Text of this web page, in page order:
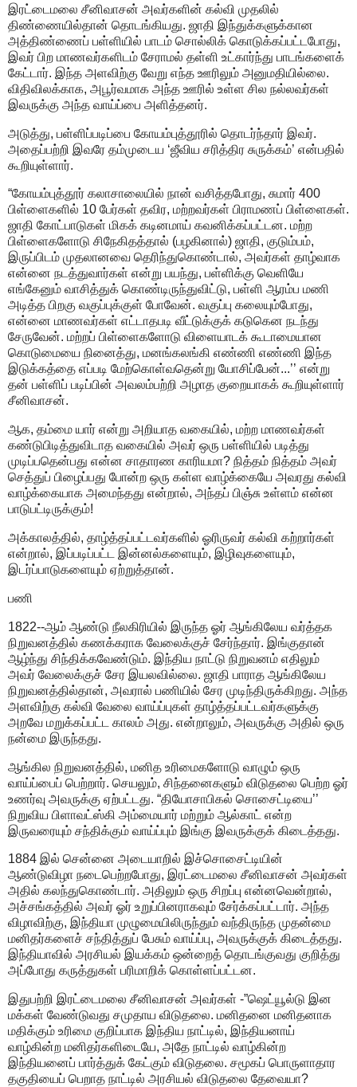
இரட்டைமலை சீனிவாசன் அவர்களின் கல்வி முதலில்
திண்ணையில்தான் தொடங்கியது. ஜாதி இந்துக்களுக்கான
அத்திண்ணைப் பள்ளியில் பாடம் சொல்லிக் கொடுக்கப்பட்டபோது,
இவர் பிற மாணவர்களிடம் சேராமல் தள்ளி உட்கார்ந்து பாடங்களைக்
கேட்டார். இந்த அளவிற்கு வேறு எந்த ஊரிலும் அனுமதியில்லை.
விதிவிலக்காக, அபூர்வமாக அந்த ஊரில் உள்ள சில நல்லவர்கள்
இவருக்கு அந்த வாய்ப்பை அளித்தனர்.
அடுத்து, பள்ளிப்படிப்பை கோயம்புத்தூரில் தொடர்ந்தார் இவர்.
அதைப்பற்றி இவரே தம்முடைய ‘ஜீவிய சரித்திர சுருக்கம்’ என்பதில்
கூறியுள்ளார்.
“கோயம்புத்தூர் கலாசாலையில் நான் வசித்தபோது, சுமார் 400
பிள்ளைகளில் 10 பேர்கள் தவிர, மற்றவர்கள் பிராமணப் பிள்ளைகள்.
ஜாதி கோட்பாடுகள் மிகக் கடினமாய் கவனிக்கப்பட்டன. மற்ற
பிள்ளைகளோடு சிநேகிதத்தால் (பழகினால்) ஜாதி, குடும்பம்,
இருப்பிடம் முதலானவை தெரிந்துகொண்டால், அவர்கள் தாழ்வாக
என்னை நடத்துவார்கள் என்று பயந்து, பள்ளிக்கு வெளியே
எங்கேனும் வாசித்துக் கொண்டிருந்துவிட்டு, பள்ளி ஆரம்ப மணி
அடித்த பிறகு வகுப்புக்குள் போவேன். வகுப்பு கலையும்போது,
என்னை மாணவர்கள் எட்டாதபடி வீட்டுக்குக் கடுகென நடந்து
சேருவேன். மற்றப் பிள்ளைகளோடு விளையாடக் கூடாமையான
கொடுமையை நினைத்து, மனங்கலங்கி எண்ணி எண்ணி இந்த
இடுக்கத்தை எப்படி மேற்கொள்வதென்று யோசிப்பேன்...’’ என்று
தன் பள்ளிப் படிப்பின் அவலம்பற்றி அழாத குறையாகக் கூறியுள்ளார்
சீனிவாசன்.
ஆக, தம்மை யார் என்று அறியாத வகையில், மற்ற மாணவர்கள்
கண்டுபிடித்துவிடாத வகையில் அவர் ஒரு பள்ளியில் படித்து
முடிப்பதென்பது என்ன சாதாரண காரியமா? நித்தம் நித்தம் அவர்
செத்துப் பிழைப்பது போன்ற ஒரு கள்ள வாழ்க்கையே அவரது கல்வி
வாழ்க்கையாக அமைந்தது என்றால், அந்தப் பிஞ்சு உள்ளம் என்ன
பாடுபட்டிருக்கும்!
அக்காலத்தில், தாழ்த்தப்பட்டவர்களில் ஓரிருவர் கல்வி கற்றார்கள்
என்றால், இப்படிப்பட்ட இன்னல்களையும், இழிவுகளையும்,
இடர்ப்பாடுகளையும் ஏற்றுத்தான்.
பணி
1822--ஆம் ஆண்டு நீலகிரியில் இருந்த ஓர் ஆங்கிலேய வர்த்தக
நிறுவனத்தில் கணக்கராக வேலைக்குச் சேர்ந்தார். இங்குதான்
ஆழ்ந்து சிந்திக்கவேண்டும். இந்திய நாட்டு நிறுவனம் எதிலும்
அவர் வேலைக்குச் சேர இயலவில்லை. ஜாதி பாராத ஆங்கிலேய
நிறுவனத்தில்தான், அவரால் பணியில் சேர முடிந்திருக்கிறது. அந்த
அளவிற்கு கல்வி வேலை வாய்ப்புகள் தாழ்த்தப்பட்டவர்களுக்கு
அறவே மறுக்கப்பட்ட காலம் அது. என்றாலும், அவருக்கு அதில் ஒரு
நன்மை இருந்தது.
ஆங்கில நிறுவனத்தில், மனித உரிமைகளோடு வாழும் ஒரு
வாய்ப்பைப் பெற்றார். செயலும், சிந்தனைகளும் விடுதலை பெற்ற ஓர்
உணர்வு அவருக்கு ஏற்பட்டது. “தியோசாபிகல் சொசைட்டியை’’
நிறுவிய பிளாவட்ஸ்கி அம்மையார் மற்றும் ஆல்காட் என்ற
இருவரையும் சந்திக்கும் வாய்ப்பும் இங்கு இவருக்குக் கிடைத்தது.
1884 இல் சென்னை அடையாறில் இச்சொசைட்டியின்
ஆண்டுவிழா நடைபெற்றபோது, இரட்டைமலை சீனிவாசன் அவர்கள்
அதில் கலந்துகொண்டார். அதிலும் ஒரு சிறப்பு என்னவென்றால்,
அச்சங்கத்தில் அவர் ஓர் உறுப்பினராகவும் சேர்க்கப்பட்டார். அந்த
விழாவிற்கு, இந்தியா முழுமையிலிருந்தும் வந்திருந்த முதன்மை
மனிதர்களைச் சந்தித்துப் பேசும் வாய்ப்பு, அவருக்குக் கிடைத்தது.
இந்தியாவில் அரசியல் இயக்கம் ஒன்றைத் தொடங்குவது குறித்து
அப்போது கருத்துகள் பரிமாறிக் கொள்ளப்பட்டன.
இதுபற்றி இரட்டைமலை சீனிவாசன் அவர்கள் -”ஷெட்யூல்டு இன
மக்கள் வேண்டுவது சமுதாய விடுதலை. மனிதனை மனிதனாக
மதிக்கும் உரிமை குறிப்பாக இந்திய நாட்டில், இந்தியனாய்
வாழ்கின்ற மனிதர்களிடையே, அதே நாட்டில் வாழ்கின்ற
இந்தியனைப் பார்த்துக் கேட்கும் விடுதலை. சமூகப் பொருளாதார
தகுதியைப் பெறாத நாட்டில் அரசியல் விடுதலை தேவையா?